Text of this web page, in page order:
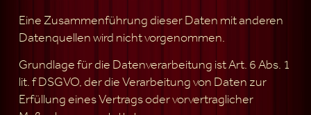
Eine Zusammenführung dieser Daten mit anderen
Datenquellen wird nicht vorgenommen.
Grundlage für die Datenverarbeitung ist Art. 6 Abs. 1
lit. f DSGVO, der die Verarbeitung von Daten zur
Erfüllung eines Vertrags oder vorvertraglicher